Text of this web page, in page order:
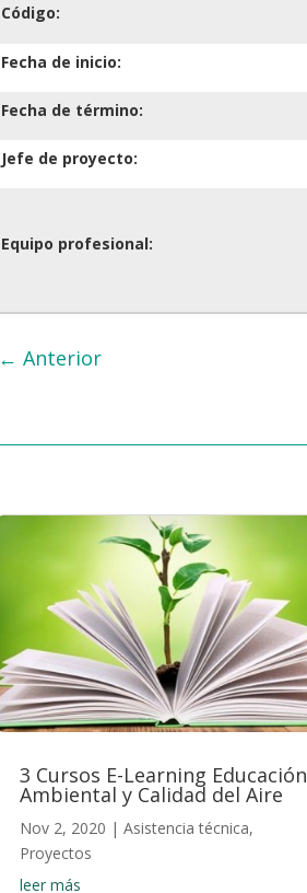
Código:
Fecha de inicio:
Fecha de término:
Jefe de proyecto:
Equipo profesional:
←Anterior
3 Cursos E-Learning Educación
Ambiental y Calidad del Aire
Nov 2, 2020 |Asistencia técnica,
Proyectos
leer más